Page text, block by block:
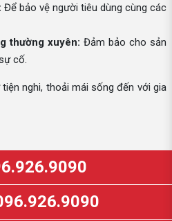
Để bảo vệ người tiêu dùng cùng các
thường xuyên: Đảm bảo cho sản
cố.
nghi, thoải mái sống đến với gia